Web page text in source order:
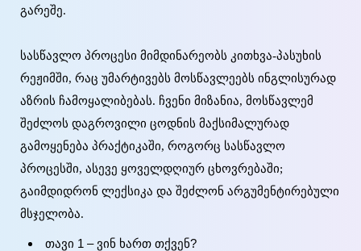
გარეშე.
სასწავლო პროცესი მიმდინარეობს კითხვა-პასუხის
რეჟიმში, რაც უმარტივებს მოსწავლეებს ინგლისურად
აზრის ჩამოყალიბებას. ჩვენი მიზანია, მოსწავლემ
შეძლოს დაგროვილი ცოდნის მაქსიმალურად
გამოყენება პრაქტიკაში, როგორც სასწავლო
პროცესში, ასევე ყოველდღიურ ცხოვრებაში;
გაიმდიდრონ ლექსიკა და შეძლონ არგუმენტირებული
მსჯელობა.
თავი 1 – ვინ ხართ თქვენ?